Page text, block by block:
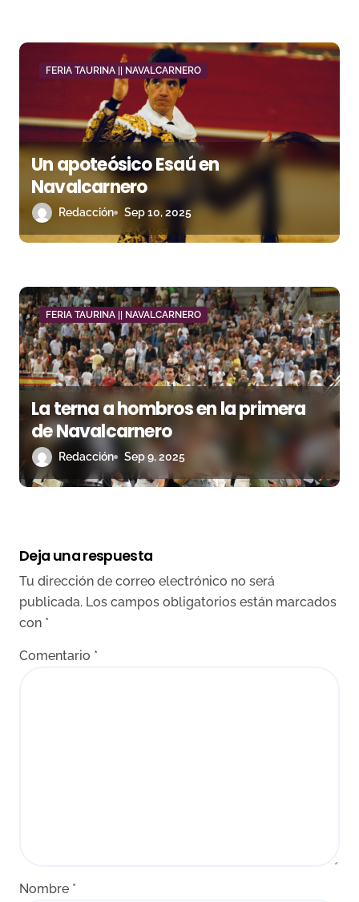
a
a
s
FERIA TAURINA || NAVALCARNERO
Un apoteósico Esaú en
Navalcarnero
Redacción Sep 10, 2025
FERIA TAURINA || NAVALCARNERO
La terna a hombros en la primera
de Navalcarnero
Redacción Sep 9, 2025
Deja una respuesta
Tu dirección de correo electrónico no será
publicada. Los campos obligatorios están marcados
con *
Comentario *
Nombre *